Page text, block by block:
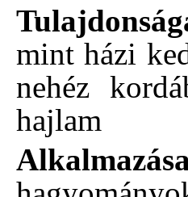
mint házi
nehéz
hajlam